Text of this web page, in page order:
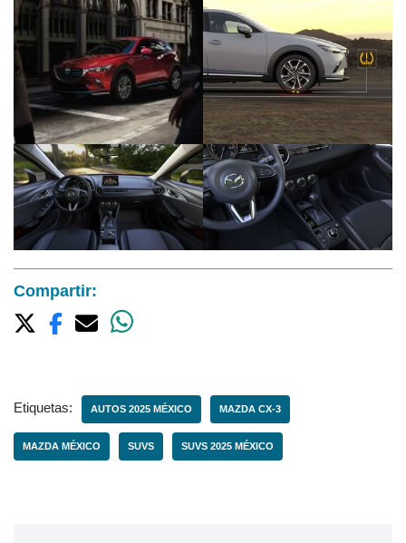
Compartir:
Etiquetas: AUTOS 2025 MÉXICO MAZDA CX-3
MAZDA MÉXICO SUVS SUVS 2025 MÉXICO